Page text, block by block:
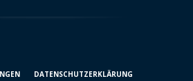
DATENSCHUTZ­ERKLÄRUNG